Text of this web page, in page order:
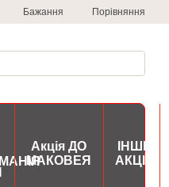
Бажання Порівняння
Акція ДО
МАКОВЕЯ
ІНШІ
АКЦІЇ